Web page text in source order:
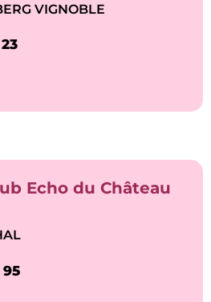
VIGNOBLE
Echo du Château
95